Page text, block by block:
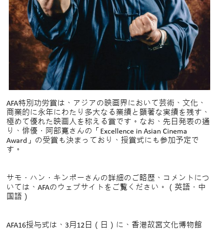
AFA特別功労賞は、アジアの映画界において芸術、文化、
商業的に永年にわたり多大なる業績と顕著な実績を残す、
極めて優れた映画人を称える賞です。なお、先日発表の通
り、俳優・阿部寛さんの「Excellence in Asian Cinema
Award」の受賞も決まっており、授賞式にも参加予定で
す。
サモ・ハン・キンポーさんの詳細のご略歴、コメントにつ
いては、AFAのウェブサイトをご覧ください。（英語・中
国語）
AFA16授与式は、3月12日（日）に、香港故宮文化博物館